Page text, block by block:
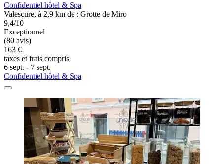
Confidentiel hôtel & Spa
Valescure, à 2,9 km de : Grotte de Miro
9,4/10
Exceptionnel
(80 avis)
163 €
taxes et frais compris
6 sept. - 7 sept.
Confidentiel hôtel & Spa